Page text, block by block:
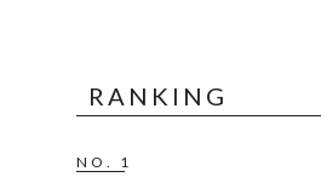
RANKING
NO. 1